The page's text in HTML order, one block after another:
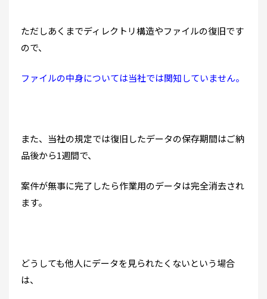
ただしあくまでディレクトリ構造やファイルの復旧です
ので、
ファイルの中身については当社では関知していません。
また、当社の規定では復旧したデータの保存期間はご納
品後から1週間で、
案件が無事に完了したら作業用のデータは完全消去され
ます。
どうしても他人にデータを見られたくないという場合
は、